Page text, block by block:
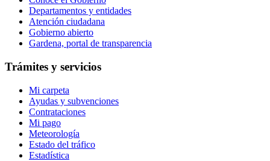
Departamentos y entidades
Atención ciudadana
Gobierno abierto
Gardena, portal de transparencia
Trámites y servicios
Mi carpeta
Ayudas y subvenciones
Contrataciones
Mi pago
Meteorología
Estado del tráfico
Estadística